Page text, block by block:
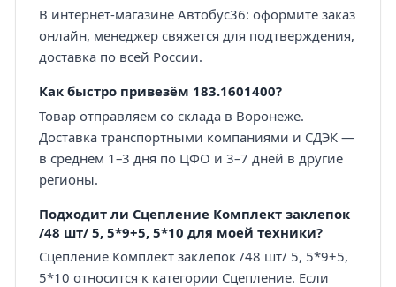
В интернет-магазине Автобус36: оформите заказ
онлайн, менеджер свяжется для подтверждения,
доставка по всей России.
Как быстро привезём 183.1601400?
Товар отправляем со склада в Воронеже.
Доставка транспортными компаниями и СДЭК —
в среднем 1–3 дня по ЦФО и 3–7 дней в другие
регионы.
Подходит ли Сцепление Комплект заклепок
/48 шт/ 5, 5*9+5, 5*10 для моей техники?
Сцепление Комплект заклепок /48 шт/ 5, 5*9+5,
5*10 относится к категории Сцепление. Если